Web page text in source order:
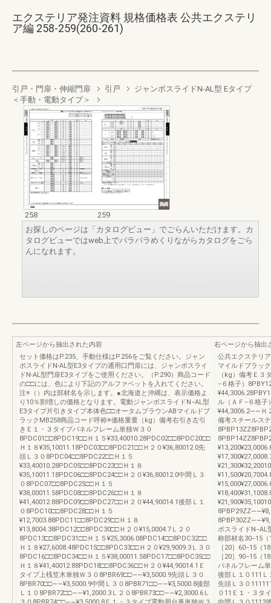
エクステリア発注資料 規格価格表 公共エクステリ
ア編 258-259(260-261)
引戸・門扉・伸縮門扉 引戸
ジャンボスライドN-AL型 Eタイプ
＜手動・電動タイプ＞
258
259
お探しのページは「カタログビュー」でごらんいただけます。カ
タログビューではweb上でパラパラめくりながらカタログをごら
んになれます。
左ページから抽出された内容
セット価格はP.235、手動仕様はP.256をご覧ください。ジャン
ボスライドN-AL型E3タイプの通用口門扉には、ジャンボスライ
ドN-AL型門扉E3タイプをご使用ください。（P.290）商品コード
の□□には、色により下記のアルファベットを入れてください。
注※（）内は部材名を示します。●北海道と沖縄は、表示価格よ
り10％割増しの価格となります。電動ジャンボスライドN−AL型
E3タイプ片引きタイプ本体色□□オータムブラウンABマイルドブ
ラックMB258商品コード呼称※価格重量（kg）備考右引き左引
きＥ１・３タイプパネルフレーム単独Ｗ３０
8PDC01□□8PDC19□□Ｈ１５¥33,40010.28PDC02□□8PDC20□□
Ｈ１８¥35,10011.18PDC03□□8PDC21□□Ｈ２０¥36,80012.0先
頭Ｌ３０8PDC04□□8PDC22□□Ｈ１５
¥33,40010.28PDC05□□8PDC23□□Ｈ１８
¥35,10011.18PDC06□□8PDC24□□Ｈ２０¥36,80012.0中間Ｌ３
０8PDC07□□8PDC25□□Ｈ１５
¥38,00011.58PDC08□□8PDC26□□Ｈ１８
¥41,40012.88PDC09□□8PDC27□□Ｈ２０¥44,90014.1後部Ｌ１
０8PDC10□□8PDC28□□Ｈ１５
¥12,7003.88PDC11□□8PDC29□□Ｈ１８
¥13,8004.38PDC12□□8PDC30□□Ｈ２０¥15,0004.7Ｌ２０
8PDC13□□8PDC31□□Ｈ１５¥25,3006.08PDC14□□8PDC32□□
Ｈ１８¥27,6008.48PDC15□□8PDC33□□Ｈ２０¥29,9009.3Ｌ３０
8PDC16□□8PDC34□□Ｈ１５¥38,00011.58PDC17□□8PDC35□□
Ｈ１８¥41,40012.88PDC18□□8PDC36□□Ｈ２０¥44,90014.1Ｅ
タイプ上桟笠木単独Ｗ３０8PBR69□□――¥3,5000.9先頭Ｌ３０
8PBR70□□――¥3,5000.9中間Ｌ３０8PBR71□□――¥3,5000.8後部
Ｌ１０8PBR72□□――¥1,2000.3Ｌ２０8PBR73□□――¥2,3000.6Ｌ
右ページから抽出
公共エクステリ
マイルドブラッ
（kg）備考Ｅ３
−６格子）
ル（ＡＦ−６格
¥44,3006.2――Ｈ
備考スチールス
ボスライドN−AL
称部材名30−15
［20］60−15（
［20］90−15（
パネルフレーム
後部Ｌ１０111Ｌ
先頭Ｌ３０
０11Ｅ１・３タ